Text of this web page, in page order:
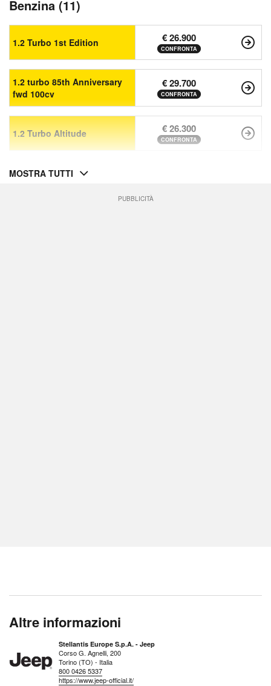
Benzina (11)
1.2 Turbo 1st Edition € 26.900
CONFRONTA
1.2 turbo 85th Anniversary
fwd 100cv
€ 29.700
CONFRONTA
1.2 Turbo Altitude € 26.300
CONFRONTA
MOSTRA TUTTI
PUBBLICITÀ
Altre informazioni
Stellantis Europe S.p.A. - Jeep
Corso G. Agnelli, 200
Torino (TO) - Italia
800 0426 5337
https://www.jeep-official.it/